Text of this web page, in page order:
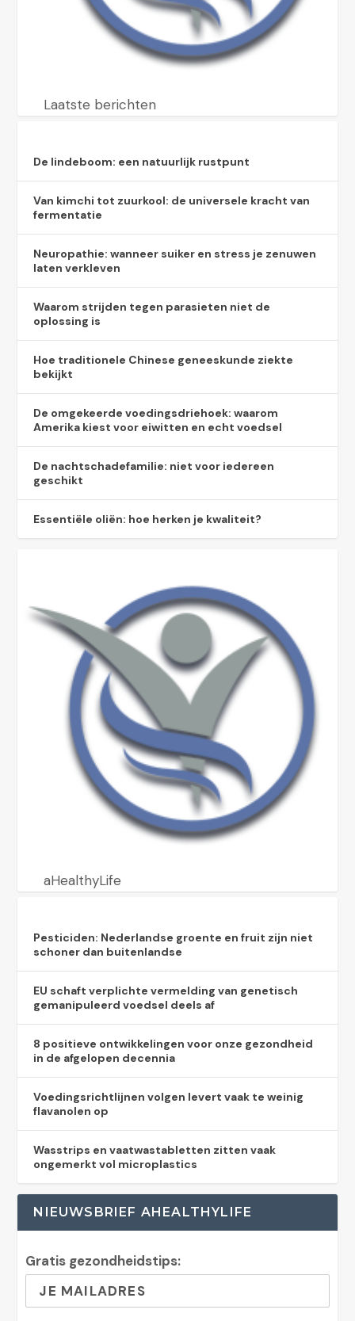
Laatste berichten
De lindeboom: een natuurlijk rustpunt
Van kimchi tot zuurkool: de universele kracht van
fermentatie
Neuropathie: wanneer suiker en stress je zenuwen
laten verkleven
Waarom strijden tegen parasieten niet de
oplossing is
Hoe traditionele Chinese geneeskunde ziekte
bekijkt
De omgekeerde voedingsdriehoek: waarom
Amerika kiest voor eiwitten en echt voedsel
De nachtschadefamilie: niet voor iedereen
geschikt
Essentiële oliën: hoe herken je kwaliteit?
aHealthyLife
Pesticiden: Nederlandse groente en fruit zijn niet
schoner dan buitenlandse
EU schaft verplichte vermelding van genetisch
gemanipuleerd voedsel deels af
8 positieve ontwikkelingen voor onze gezondheid
in de afgelopen decennia
Voedingsrichtlijnen volgen levert vaak te weinig
flavanolen op
Wasstrips en vaatwastabletten zitten vaak
ongemerkt vol microplastics
NIEUWSBRIEF AHEALTHYLIFE
Gratis gezondheidstips: